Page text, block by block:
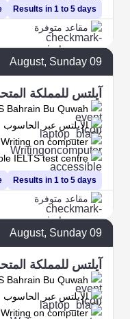
Results in 1 to 5 days
مقاعد متوفرة
09
August, Sunday
آيلتس للمملكة
Bahrain Bu Quwah
Results in 1 to 5 days
الآيلتس عبر الحاسوب
Writing on computer
IELTS test centre
مقاعد متوفرة
09
August, Sunday
آيلتس للمملكة
Bahrain Bu Quwah
الآيلتس عبر الحاسوب
Writing on computer